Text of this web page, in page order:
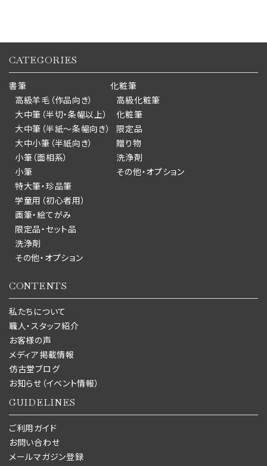
CATEGORIES
書筆
高級羊毛（作品向き）
大中筆（半切・条幅以上）
大中筆（半紙～条幅向き）
大中小筆（半紙向き）
小筆（面相系）
小筆
特大筆・珍品筆
学童用（初心者用）
画筆・絵てがみ
限定品・セット品
洗浄剤
その他・オプション
化粧筆
高級化粧筆
化粧筆
限定品
贈り物
洗浄剤
その他・オプション
CONTENTS
私たちについて
職人・スタッフ紹介
お客様の声
メディア掲載情報
仿古堂ブログ
お知らせ（イベント情報）
GUIDELINES
ご利用ガイド
お問い合わせ
メールマガジン登録